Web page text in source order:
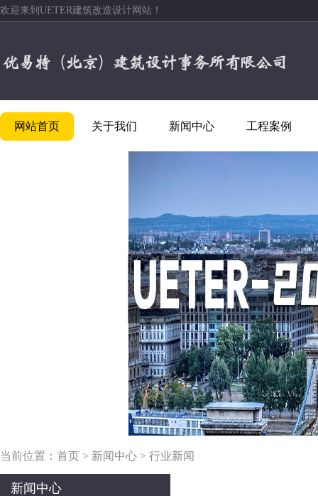
欢迎来到UETER建筑改造设计网站！
网站首页 关于我们 新闻中心 工程案例
当前位置： 首页 > 新闻中心 > 行业新闻
新闻中心